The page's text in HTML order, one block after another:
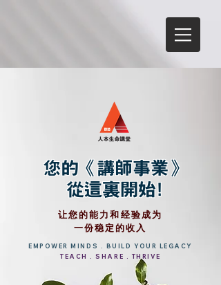
​您的《讲师事业》
从这里开始!
​让您的能力和经验成为
一份稳定的收入
EMPOWER MINDS . BUILD YOUR LEGACY
TEACH . SHARE . THRIVE